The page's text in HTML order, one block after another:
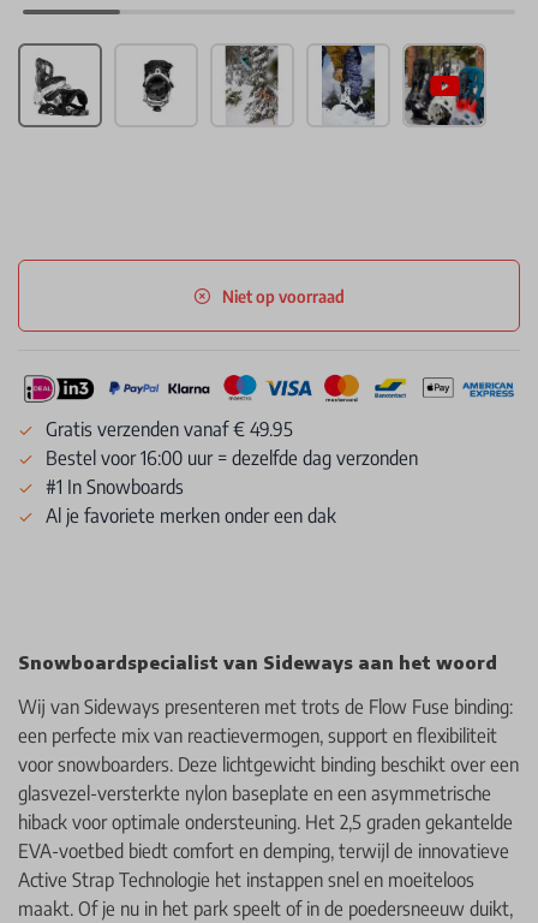
Niet op voorraad
Gratis verzenden vanaf € 49.95
Bestel voor 16:00 uur = dezelfde dag verzonden
#1 In Snowboards
Al je favoriete merken onder een dak
Snowboardspecialist van Sideways aan het woord
Wij van Sideways presenteren met trots de Flow Fuse binding:
een perfecte mix van reactievermogen, support en flexibiliteit
voor snowboarders. Deze lichtgewicht binding beschikt over een
glasvezel-versterkte nylon baseplate en een asymmetrische
hiback voor optimale ondersteuning. Het 2,5 graden gekantelde
EVA-voetbed biedt comfort en demping, terwijl de innovatieve
Active Strap Technologie het instappen snel en moeiteloos
maakt. Of je nu in het park speelt of in de poedersneeuw duikt,